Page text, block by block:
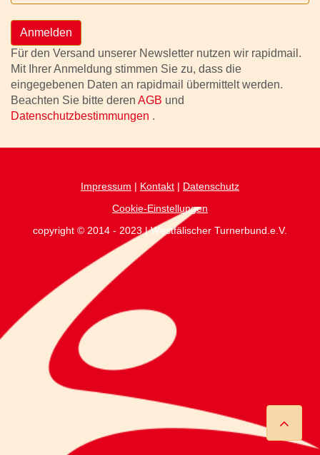
Anmelden
Für den Versand unserer Newsletter nutzen wir rapidmail.
Mit Ihrer Anmeldung stimmen Sie zu, dass die
eingegebenen Daten an rapidmail übermittelt werden.
Beachten Sie bitte deren AGB und
Datenschutzbestimmungen .
Impressum | Kontakt | Datenschutz
Cookie-Einstellungen
copyright © 2014 - 2023 | Westfälischer Turnerbund.e.V.